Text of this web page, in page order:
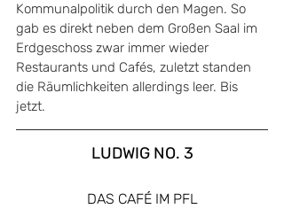
Kommunalpolitik durch den Magen. So
gab es direkt neben dem Großen Saal im
Erdgeschoss zwar immer wieder
Restaurants und Cafés, zuletzt standen
die Räumlichkeiten allerdings leer. Bis
jetzt.
LUDWIG NO. 3
DAS CAFÉ IM PFL